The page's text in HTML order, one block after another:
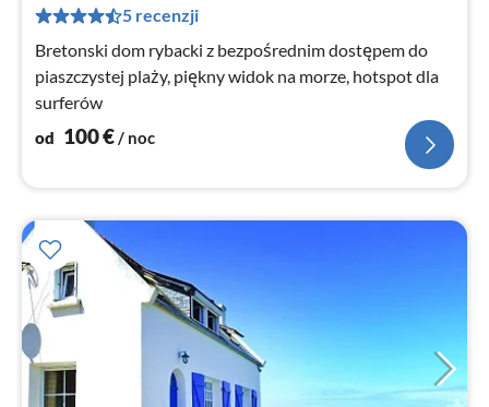
5 recenzji
Bretonski dom rybacki z bezpośrednim dostępem do
piaszczystej plaży, piękny widok na morze, hotspot dla
surferów
od 100€/ noc